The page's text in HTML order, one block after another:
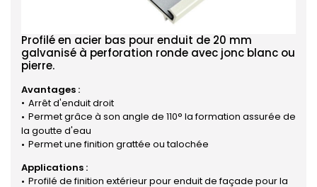
Profilé en acier bas pour enduit de 20 mm
galvanisé à perforation ronde avec jonc blanc ou
pierre.
Avantages :
Arrêt d'enduit droit
Permet grâce à son angle de 110° la formation assurée de
la goutte d'eau
Permet une finition grattée ou talochée
Applications :
Profilé de finition extérieur pour enduit de façade pour la